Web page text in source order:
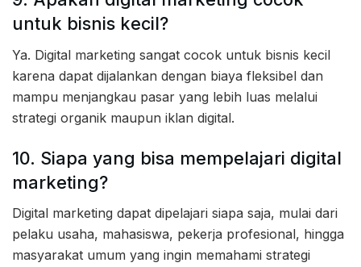
untuk bisnis kecil?
Ya. Digital marketing sangat cocok untuk bisnis kecil
karena dapat dijalankan dengan biaya fleksibel dan
mampu menjangkau pasar yang lebih luas melalui
strategi organik maupun iklan digital.
10. Siapa yang bisa mempelajari digital
marketing?
Digital marketing dapat dipelajari siapa saja, mulai dari
pelaku usaha, mahasiswa, pekerja profesional, hingga
masyarakat umum yang ingin memahami strategi